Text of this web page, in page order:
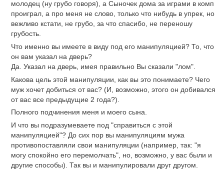
молодец (ну грубо говоря), а Сыночек дома за играми в комп
проиграл, а про меня не слово, только что нибудь в упрек, но
вежливо кстати, не грубо, за что спасибо, не переношу
грубость.
Что именно вы имеете в виду под его манипуляцией? То, что
он вам указал на дверь?
Да. Указал на дверь, имея правильно Вы сказали "лом".
Какова цель этой манипуляции, как вы это понимаете? Чего
муж хочет добиться от вас? (И, возможно, этого он добивался
от вас все предыдущие 2 года?).
Полного подчинения меня и моего сына.
И что вы подразумеваете под "справиться с этой
манипуляцией"? До сих пор вы манипуляциям мужа
противопоставляли свои манипуляции (например, так: "я
могу спокойно его перемолчать", но, возможно, у вас были и
другие способы). Так вы и манипулировали друг другом.